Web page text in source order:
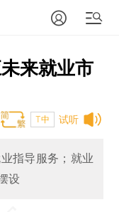
来就业市
试听
T中
指导服务；就业
设